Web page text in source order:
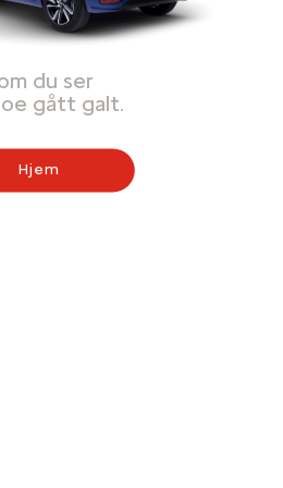
du ser
gått galt.
Hjem